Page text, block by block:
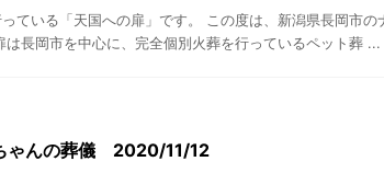
ている「天国への扉」です。 この度は、新潟県長岡市
は長岡市を中心に、完全個別火葬を行っているペット葬 ...
ゃんの葬儀 2020/11/12